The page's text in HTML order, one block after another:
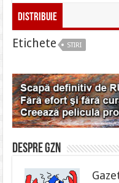
Distribuie
Etichete STIRI
Despre gzn